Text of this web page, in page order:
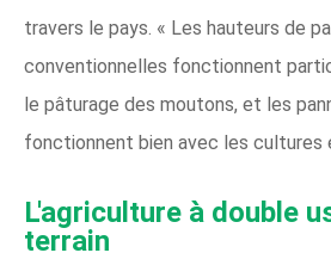
travers le pays. « Les hauteurs de
conventionnelles fonctionnent
le pâturage des moutons, et les
fonctionnent bien avec les cultures
L'agriculture à double
terrain